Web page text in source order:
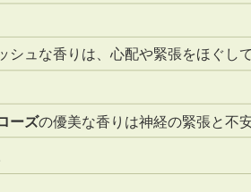
シュな香りは、心配や緊張をほぐし
ーズの優美な香りは神経の緊張と不